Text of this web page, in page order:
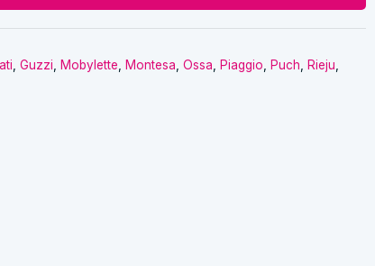
Guzzi Mobylette Montesa Ossa Piaggio Puch Rieju